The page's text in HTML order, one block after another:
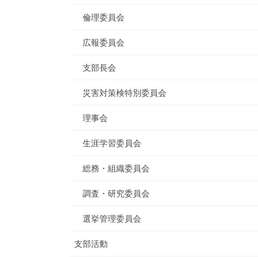
倫理委員会
広報委員会
支部長会
災害対策検特別委員会
理事会
生涯学習委員会
総務・組織委員会
調査・研究委員会
選挙管理委員会
支部活動